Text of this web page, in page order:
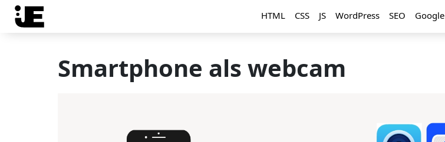
HTML CSS JS WordPress SEO Google
Smartphone als webcam